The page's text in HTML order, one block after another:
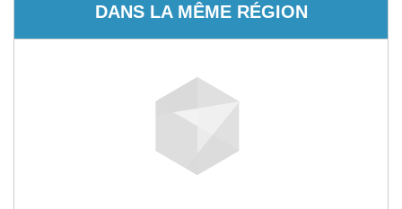
DANS LA MÊME RÉGION